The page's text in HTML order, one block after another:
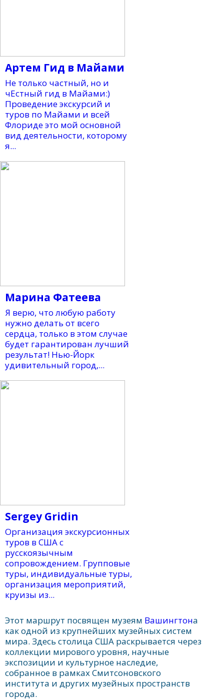
Этот маршрут посвящен музеям Вашингтона
как одной из крупнейших музейных систем
мира. Здесь столица США раскрывается через
коллекции мирового уровня, научные
экспозиции и культурное наследие,
собранное в рамках Смитсоновского
института и других музейных пространств
города.
Артем Гид в Майами
Не только частный, но и
чЕстный гид в Майами:)
Проведение экскурсий и
туров по Майами и всей
Флориде это мой основной
вид деятельности, которому
я...
Марина Фатеева
Я верю, что любую работу
нужно делать от всего
сердца, только в этом случае
будет гарантирован лучший
результат! Нью-Йорк
удивительный город,...
Sergey Gridin
Организация экскурсионных
туров в США с
русскоязычным
сопровождением. Групповые
туры, индивидуальные туры,
организация мероприятий,
круизы из...